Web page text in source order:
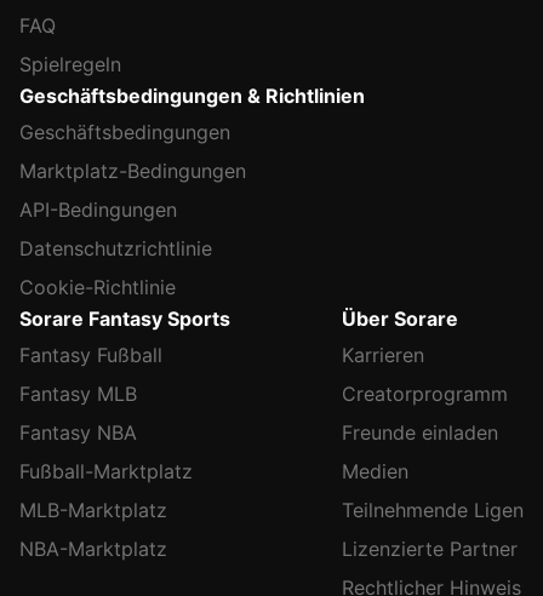
FAQ
Spielregeln
Geschäftsbedingungen & Richtlinien
Geschäftsbedingungen
Marktplatz-Bedingungen
API-Bedingungen
Datenschutzrichtlinie
Cookie-Richtlinie
Sorare Fantasy Sports
Fantasy Fußball
Fantasy MLB
Fantasy NBA
Fußball-Marktplatz
MLB-Marktplatz
NBA-Marktplatz
Über Sorare
Karrieren
Creatorprogramm
Freunde einladen
Medien
Teilnehmende Ligen
Lizenzierte Partner
Rechtlicher Hinweis